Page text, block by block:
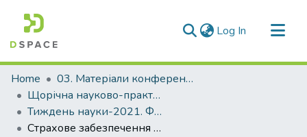
Log In (current)
Communities & Collections
All of DSpace
Statistics
Home
03. Матеріали конференцій та семінарів
Щорічна науково-практична конференція «Тиждень науки»
Тиждень науки-2021. Факультет міжнародного туризму та економіки
Страхове забезпечення подорожі та особливості страхування у туризмі